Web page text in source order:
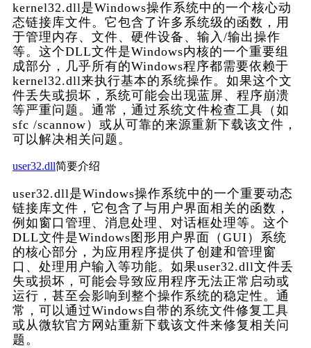
kernel32.dll是Windows操作系统中的一个核心动
态链接库文件。它包含了许多系统级的函数，用
于管理内存、文件、硬件设备、输入/输出操作
等。这个DLL文件是Windows内核的一个重要组
成部分，几乎所有的Windows程序都需要依赖于
kernel32.dll来执行基本的系统操作。如果这个文
件丢失或损坏，系统可能会出现蓝屏、程序崩溃
等严重问题。通常，通过系统文件检查工具（如
sfc /scannow）或从可靠的来源重新下载该文件，
可以解决相关问题。
user32.dll简要介绍
user32.dll是Windows操作系统中的一个重要动态
链接库文件，它包含了与用户界面相关的函数，
例如窗口管理、消息处理、对话框处理等。这个
DLL文件是Windows图形用户界面（GUI）系统
的核心部分，为应用程序提供了创建和管理窗
口、处理用户输入等功能。如果user32.dll文件丢
失或损坏，可能会导致应用程序无法正常启动或
运行，甚至会影响到整个操作系统的稳定性。通
常，可以通过Windows自带的系统文件修复工具
或从微软官方网站重新下载该文件来修复相关问
题。